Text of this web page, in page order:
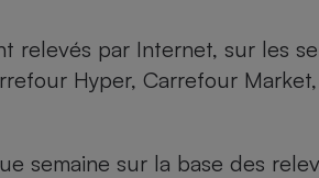
par Internet, sur les
Hyper, Carrefour
semaine sur la base des